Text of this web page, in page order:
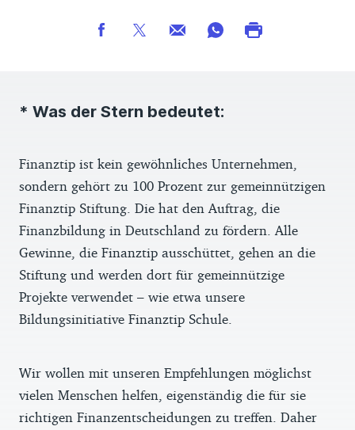
* Was der Stern bedeutet:
Finanztip ist kein gewöhnliches Unternehmen,
sondern gehört zu 100 Prozent zur gemeinnützigen
Finanztip Stiftung. Die hat den Auftrag, die
Finanzbildung in Deutschland zu fördern. Alle
Gewinne, die Finanztip ausschüttet, gehen an die
Stiftung und werden dort für gemeinnützige
Projekte verwendet – wie etwa unsere
Bildungsinitiative Finanztip Schule.
Wir wollen mit unseren Empfehlungen möglichst
vielen Menschen helfen, eigenständig die für sie
richtigen Finanzentscheidungen zu treffen. Daher